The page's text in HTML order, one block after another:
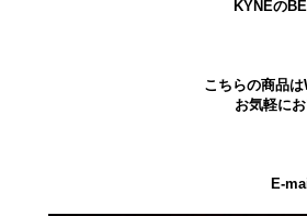
KYNEの
こちらの商品は
お気軽に
E-